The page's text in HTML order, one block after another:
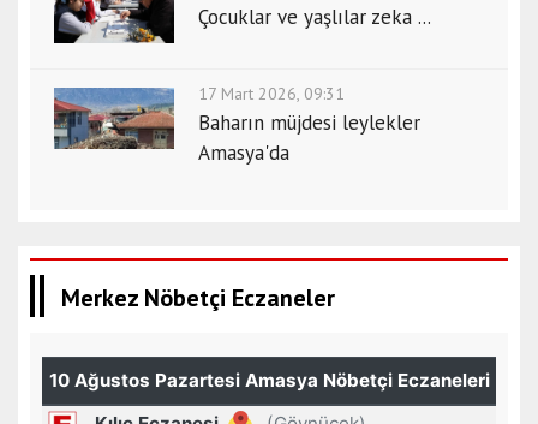
Çocuklar ve yaşlılar zeka ...
17 Mart 2026, 09:31
Baharın müjdesi leylekler
Amasya'da
Merkez Nöbetçi Eczaneler